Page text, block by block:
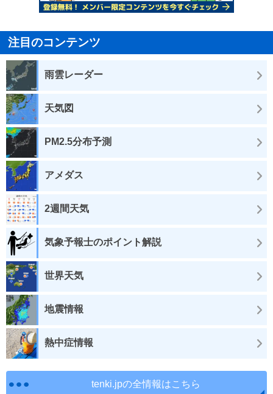
注目のコンテンツ
雨雲レーダー
天気図
PM2.5分布予測
アメダス
2週間天気
気象予報士のポイント解説
世界天気
地震情報
熱中症情報
tenki.jpの全情報はこちら